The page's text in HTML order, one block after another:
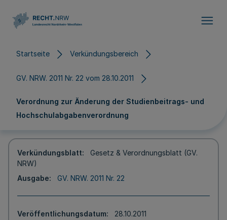
Startseite Verkündungsbereich
GV. NRW. 2011 Nr. 22 vom 28.10.2011
Verordnung zur Änderung der Studienbeitrags- und
Hochschulabgabenverordnung
Verkündungsblatt
Gesetz & Verordnungsblatt (GV.
NRW)
Ausgabe
GV. NRW. 2011 Nr. 22
Veröffentlichungsdatum
28.10.2011